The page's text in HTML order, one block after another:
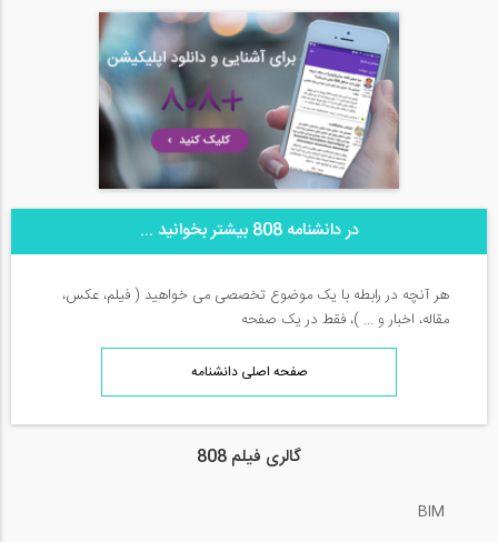
در دانشنامه 808 بیشتر بخوانید ...
هر آنچه در رابطه با یک موضوع تخصصی می خواهید ( فیلم، عکس،
مقاله، اخبار و ... )، فقط در یک صفحه
صفحه اصلی دانشنامه
گالری فیلم 808
BIM